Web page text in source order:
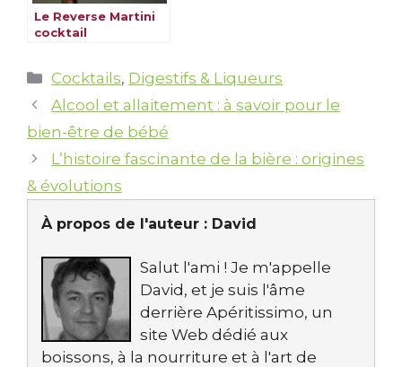
Le Reverse Martini
cocktail
Catégories
Cocktails, Digestifs & Liqueurs
Alcool et allaitement : à savoir pour le
bien-être de bébé
L’histoire fascinante de la bière : origines
& évolutions
À propos de l'auteur : David
Salut l'ami ! Je m'appelle
David, et je suis l'âme
derrière Apéritissimo, un
site Web dédié aux
boissons, à la nourriture et à l'art de